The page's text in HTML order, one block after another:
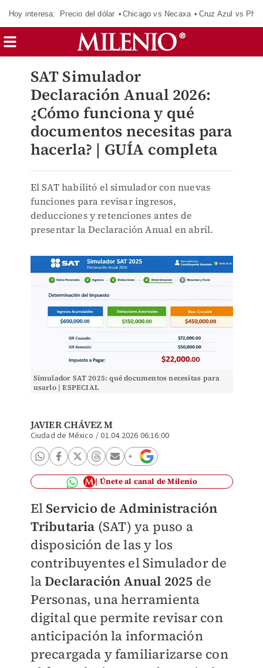
Hoy interesa: Precio del dólar Chicago vs Necaxa Cruz Azul vs
SAT Simulador
Declaración Anual 2026:
¿Cómo funciona y qué
documentos necesitas para
hacerla? | GUÍA completa
El SAT habilitó el simulador con nuevas
funciones para revisar ingresos,
deducciones y retenciones antes de
presentar la Declaración Anual en abril.
Simulador SAT 2025: qué documentos necesitas para
usarlo | ESPECIAL
JAVIER CHÁVEZ M
Ciudad de México /01.04.2026 06:16:00
Únete al canal de Milenio
El Servicio de Administración
Tributaria (SAT) ya puso a
disposición de las y los
contribuyentes el Simulador de
laDeclaración Anual 2025 de
Personas, una herramienta
digital que permite revisar con
anticipación la información
precargada y familiarizarse con